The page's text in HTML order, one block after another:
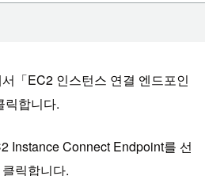
「EC2 인스턴스 연결 엔드포인
릭합니다.
Instance Connect Endpoint를 선
릭합니다.